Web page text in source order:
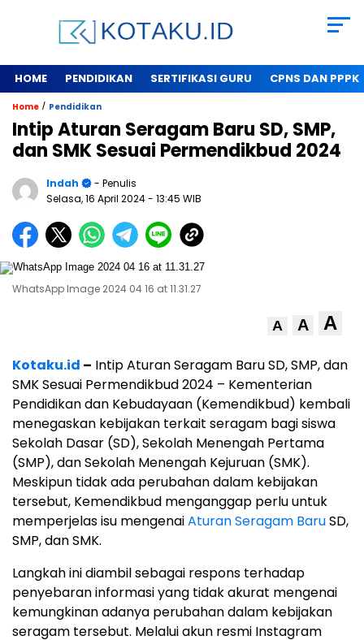
HOME PENDIDIKAN SERTIFIKASI GURU CPNS DAN PPPK
Home / Pendidikan
Intip Aturan Seragam Baru SD, SMP,
dan SMK Sesuai Permendikbud 2024
Indah
- Penulis
Selasa, 16 April 2024- 13:45 WIB
WhatsApp Image 2024 04 16 at 11.31.27
A A A
Kotaku.id – Intip Aturan Seragam Baru SD, SMP, dan
SMK Sesuai Permendikbud 2024 – Kementerian
Pendidikan dan Kebudayaan (Kemendikbud) kembali
menegaskan kebijakan terkait seragam bagi siswa
Sekolah Dasar (SD), Sekolah Menengah Pertama
(SMP), dan Sekolah Menengah Kejuruan (SMK).
Meskipun tidak ada perubahan dalam kebijakan
tersebut, Kemendikbud menganggap perlu untuk
memperjelas isu mengenaiAturan Seragam BaruSD,
SMP, dan SMK.
Langkah ini diambil sebagai respons terhadap
penyebaran informasi yang tidak akurat mengenai
kemungkinan adanya perubahan dalam kebijakan
seragam tersebut. Melalui akun resmi Instagram